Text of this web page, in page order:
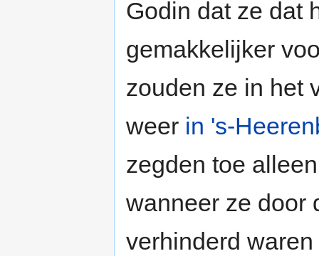
Godin dat ze dat
gemakkelijker
zouden ze in het
weer in 's-
zegden toe
wanneer ze door
verhinderd